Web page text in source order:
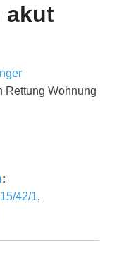
akut
Rettung Wohnung
:
42/1,